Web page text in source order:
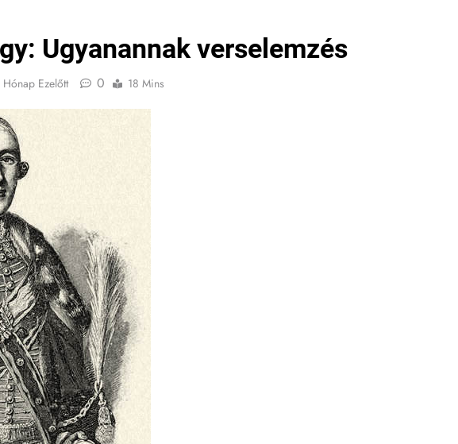
Ugyanannak verselemzés
Hónap Ezelőtt 0 18 Mins